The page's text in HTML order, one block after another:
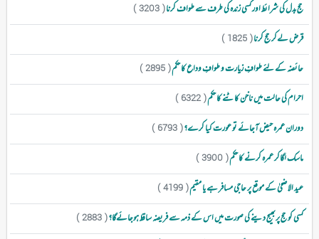
حج بدل کی شرائط اور کسی زندہ کی طرف سے طواف کرنا( 3203 )
قرض لےکر حج کرنا( 1825 )
حائضہ کے لئے طوافِ زیارت و طوافِ وداع کا حکم( 2895 )
احرام کی حالت میں ناخن کاٹنے کا حکم( 6322 )
دوران عمرہ حیض آجائے تو عورت کیا کرے؟( 6793 )
ماسک لگاکر عمرہ کرنے کا حکم( 3900 )
عید الاضحیٰ کے موقع پر حاجی مسافر ہے یا مقیم( 4199 )
کسی کو حج پربھیج دینے کی صورت میں اس کے ذمہ سے فریضہ ساقط ہوجائےگا؟( 2883 )